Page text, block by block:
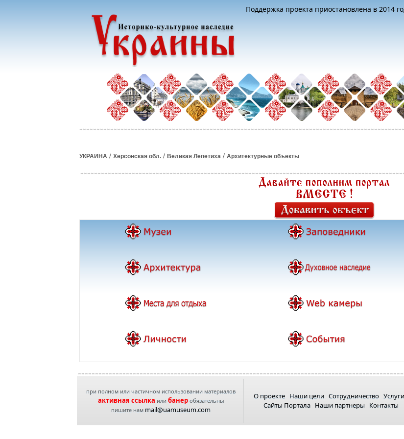
Поддержка проекта приостановлена в 2014
УКРАИНА / Херсонская обл. / Великая Лепетиха / Архитектурные объекты
при полном или частичном использовании материалов
активная ссылка или банеробязательны
пишите нам mail@uamuseum.com
О проекте Наши цели Сотрудничество Услуги
Сайты Портала Наши партнеры Контакты